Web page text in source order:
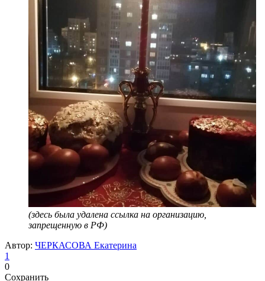
(здесь была удалена ссылка на организацию,
запрещенную в РФ)
Автор: ЧЕРКАСОВА Екатерина
1
0
Сохранить